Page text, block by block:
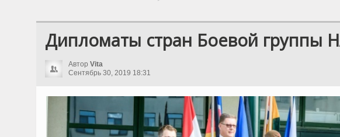
Дипломаты стран Боевой группы
Автор Vita
Сентябрь 30, 2019 18:31